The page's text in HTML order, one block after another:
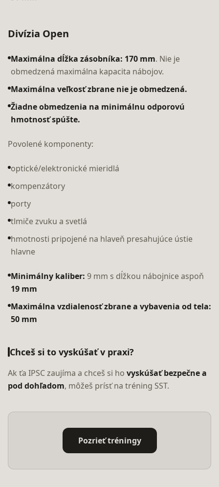
Divízia Open
Maximálna dĺžka zásobníka: 170 mm. Nie je
obmedzená maximálna kapacita nábojov.
Maximálna veľkosť zbrane nie je obmedzená.
Žiadne obmedzenia na minimálnu odporovú
hmotnosť spúšte.
Povolené komponenty:
optické/elektronické mieridlá
kompenzátory
porty
tlmiče zvuku a svetlá
hmotnosti pripojené na hlaveň presahujúce ústie
hlavne
Minimálny kaliber: 9 mm s dĺžkou nábojnice aspoň
19 mm
Maximálna vzdialenosť zbrane a vybavenia od tela:
50 mm
Chceš si to vyskúšať v praxi?
Ak ťa IPSC zaujíma a chceš si ho vyskúšať bezpečne a
pod dohľadom, môžeš prísť na tréning SST.
Pozrieť tréningy